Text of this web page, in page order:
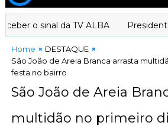
o sinal da TV ALBA Presidente
Home
DESTAQUE
São João de Areia Branca arrasta
festa no bairro
São João de Areia
multidão no primeiro